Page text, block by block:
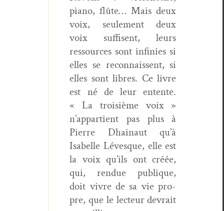
piano, flûte… Mais deux
voix, seule­ment deux
voix suff­isent, leurs
ressources sont infinies si
elles se recon­nais­sent, si
elles sont libres. Ce livre
est né de leur entente.
« La troisième voix »
n’appartient pas plus à
Pierre Dhain­aut qu’à
Isabelle Lévesque, elle est
la voix qu’ils ont créée,
qui, ren­due publique,
doit vivre de sa vie pro­
pre, que le lecteur devrait